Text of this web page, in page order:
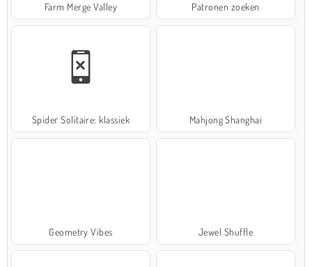
Farm Merge Valley Patronen zoeken
Spider Solitaire: klassiek Mahjong Shanghai
Geometry Vibes Jewel Shuffle